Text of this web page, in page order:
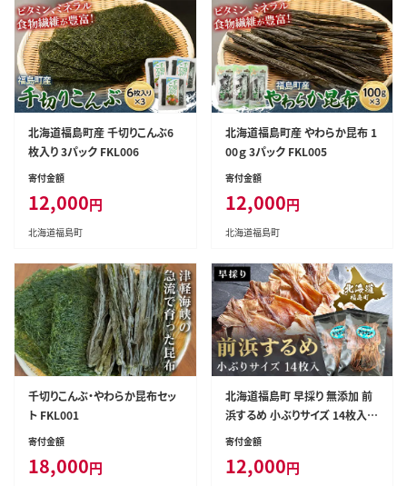
北海道福島町産 千切りこんぶ6
枚入り 3パック FKL006
寄付金額
12,000円
北海道福島町
北海道福島町産 やわらか昆布 1
00ｇ 3パック FKL005
寄付金額
12,000円
北海道福島町
千切りこんぶ・やわらか昆布セッ
ト FKL001
寄付金額
18,000円
北海道福島町 早採り 無添加 前
浜するめ 小ぶりサイズ 14枚入り
お試しセット FKK002
寄付金額
12,000円